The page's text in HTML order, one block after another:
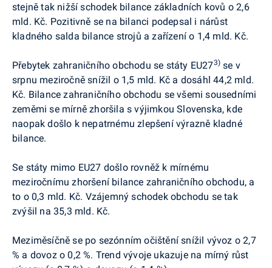
stejně tak nižší schodek bilance základních kovů o 2,6
mld. Kč. Pozitivně se na bilanci podepsal i nárůst
kladného salda bilance strojů a zařízení o 1,4 mld. Kč.
Přebytek zahraničního obchodu se státy EU273) se v
srpnu meziročně snížil o 1,5 mld. Kč a dosáhl 44,2 mld.
Kč. Bilance zahraničního obchodu se všemi sousedními
zeměmi se mírně zhoršila s výjimkou Slovenska, kde
naopak došlo k nepatrnému zlepšení výrazně kladné
bilance.
Se státy mimo EU27 došlo rovněž k mírnému
meziročnímu zhoršení bilance zahraničního obchodu, a
to o 0,3 mld. Kč. Vzájemný schodek obchodu se tak
zvýšil na 35,3 mld. Kč.
Meziměsíčně se po sezónním očištění snížil vývoz o 2,7
% a dovoz o 0,2 %. Trend vývoje ukazuje na mírný růst